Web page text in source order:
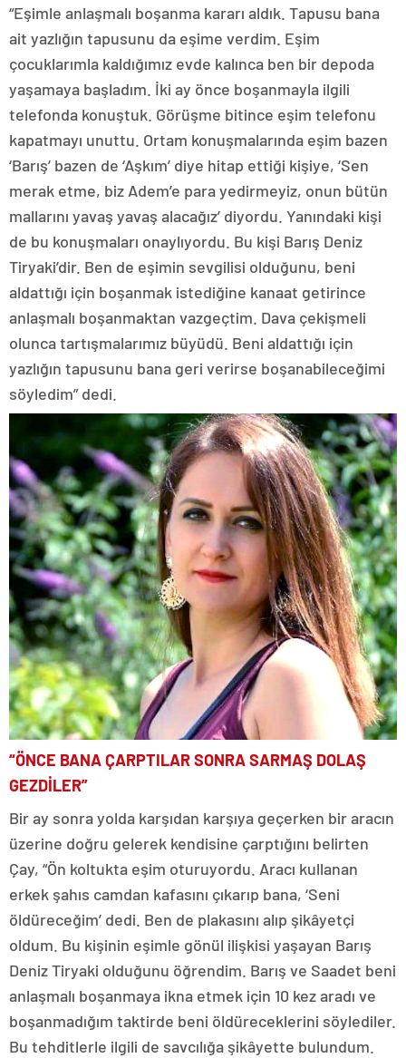
“Eşimle anlaşmalı boşanma kararı aldık. Tapusu bana
ait yazlığın tapusunu da eşime verdim. Eşim
çocuklarımla kaldığımız evde kalınca ben bir depoda
yaşamaya başladım. İki ay önce boşanmayla ilgili
telefonda konuştuk. Görüşme bitince eşim telefonu
kapatmayı unuttu. Ortam konuşmalarında eşim bazen
‘Barış’ bazen de ‘Aşkım’ diye hitap ettiği kişiye, ‘Sen
merak etme, biz Adem’e para yedirmeyiz, onun bütün
mallarını yavaş yavaş alacağız’ diyordu. Yanındaki kişi
de bu konuşmaları onaylıyordu. Bu kişi Barış Deniz
Tiryaki’dir. Ben de eşimin sevgilisi olduğunu, beni
aldattığı için boşanmak istediğine kanaat getirince
anlaşmalı boşanmaktan vazgeçtim. Dava çekişmeli
olunca tartışmalarımız büyüdü. Beni aldattığı için
yazlığın tapusunu bana geri verirse boşanabileceğimi
söyledim” dedi.
“ÖNCE BANA ÇARPTILAR SONRA SARMAŞ DOLAŞ
GEZDİLER”
Bir ay sonra yolda karşıdan karşıya geçerken bir aracın
üzerine doğru gelerek kendisine çarptığını belirten
Çay, “Ön koltukta eşim oturuyordu. Aracı kullanan
erkek şahıs camdan kafasını çıkarıp bana, ‘Seni
öldüreceğim’ dedi. Ben de plakasını alıp şikâyetçi
oldum. Bu kişinin eşimle gönül ilişkisi yaşayan Barış
Deniz Tiryaki olduğunu öğrendim. Barış ve Saadet beni
anlaşmalı boşanmaya ikna etmek için 10 kez aradı ve
boşanmadığım taktirde beni öldüreceklerini söylediler.
Bu tehditlerle ilgili de savcılığa şikâyette bulundum.